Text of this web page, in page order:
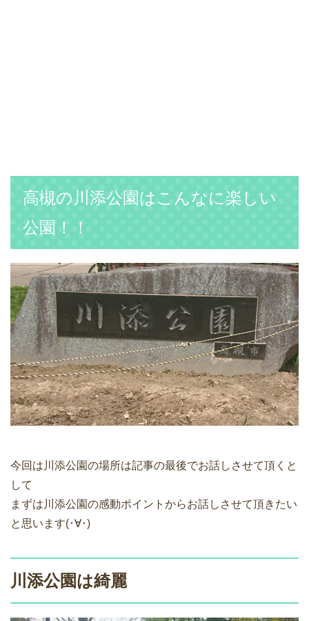
高槻の川添公園はこんなに楽しい
公園！！
今回は川添公園の場所は記事の最後でお話しさせて頂くと
して
まずは川添公園の感動ポイントからお話しさせて頂きたい
と思います(･∀･)
川添公園は綺麗